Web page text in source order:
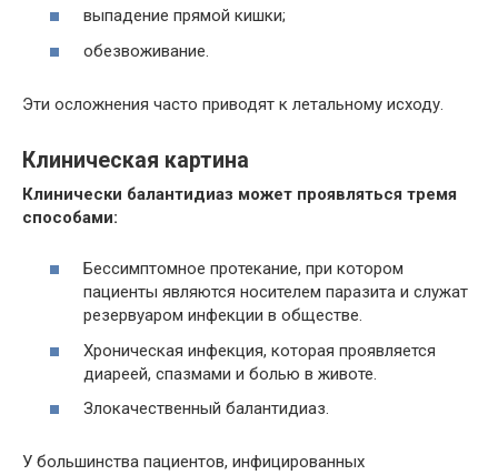
выпадение прямой кишки;
обезвоживание.
Эти осложнения часто приводят к летальному исходу.
Клиническая картина
Клинически балантидиаз может проявляться тремя
способами:
Бессимптомное протекание, при котором
пациенты являются носителем паразита и служат
резервуаром инфекции в обществе.
Хроническая инфекция, которая проявляется
диареей, спазмами и болью в животе.
Злокачественный балантидиаз.
У большинства пациентов, инфицированных